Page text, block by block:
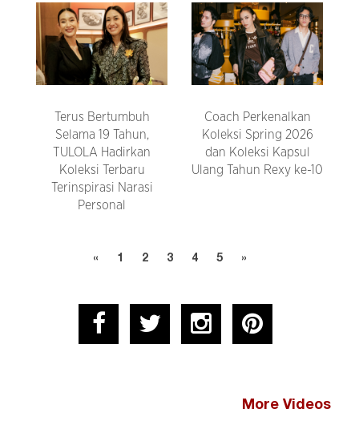
Terus Bertumbuh
Selama 19 Tahun,
TULOLA Hadirkan
Koleksi Terbaru
Terinspirasi Narasi
Personal
Coach Perkenalkan
Koleksi Spring 2026
dan Koleksi Kapsul
Ulang Tahun Rexy ke-10
« 1 2 3 4 5 »
More Videos